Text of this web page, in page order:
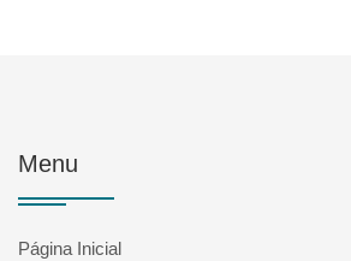
Menu
Página Inicial